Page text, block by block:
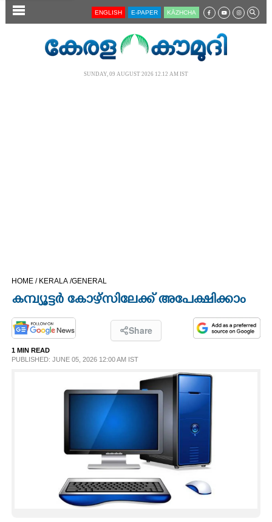
SECTIONS
CINEMA
OPINION
PHOTOS
ENGLISH E-PAPER KĀZHCHA
SUNDAY, 09 AUGUST 2026 12.12 AM IST
HOME / KERALA /GENERAL
കമ്പ്യൂട്ടർ കോഴ്സിലേക്ക് അപേക്ഷിക്കാം
Share
1 MIN READ
PUBLISHED: JUNE 05, 2026 12:00 AM IST